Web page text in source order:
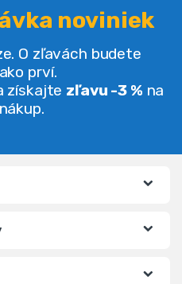
noviniek
O zľavách budete
prví.
získajte zľavu -3 % na